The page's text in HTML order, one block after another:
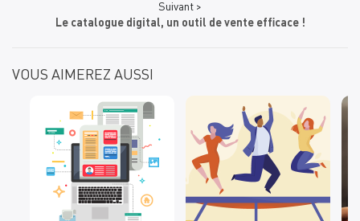
Suivant >
Le catalogue digital, un outil de vente efficace !
VOUS AIMEREZ AUSSI